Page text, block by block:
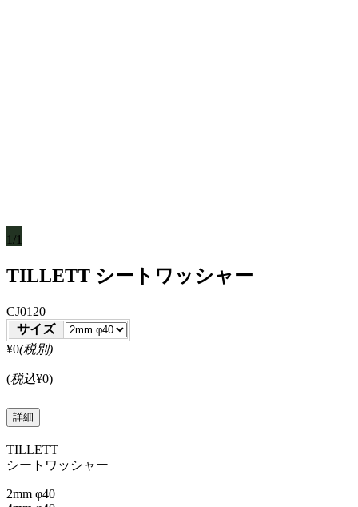
1/1
TILLETT シートワッシャー
CJ0120
サイズ
¥0(税別)
(税込¥0)
詳細
TILLETT
シートワッシャー
2mm φ40